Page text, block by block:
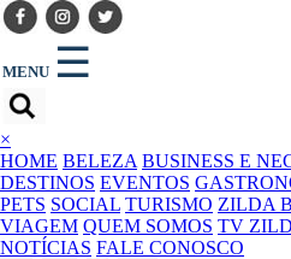
MENU ☰
×
HOME BELEZA BUSINESS E
DESTINOS EVENTOS
PETS SOCIAL TURISMO ZILDA
VIAGEM QUEM SOMOS TV
NOTÍCIAS FALE CONOSCO